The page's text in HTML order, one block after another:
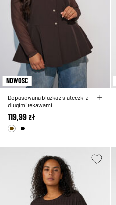
NOWOŚĆ
Dopasowana bluzka z siateczki z
dlugimi rekawami
119,99 zł